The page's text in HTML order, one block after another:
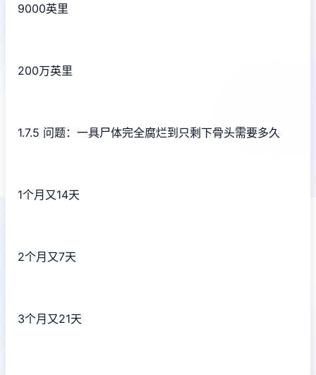
9000英里
200万英里
1.7.5 问题：一具尸体完全腐烂到只剩下骨头需要多久
1个月又14天
2个月又7天
3个月又21天